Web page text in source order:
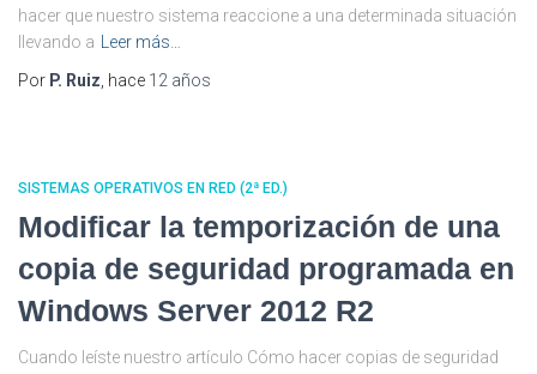
hacer que nuestro sistema reaccione a una determinada situación
llevando a
Leer más…
Por P. Ruiz , hace 12 años
SISTEMAS OPERATIVOS EN RED (2ª ED.)
Modificar la temporización de una
copia de seguridad programada en
Windows Server 2012 R2
Cuando leíste nuestro artículo Cómo hacer copias de seguridad